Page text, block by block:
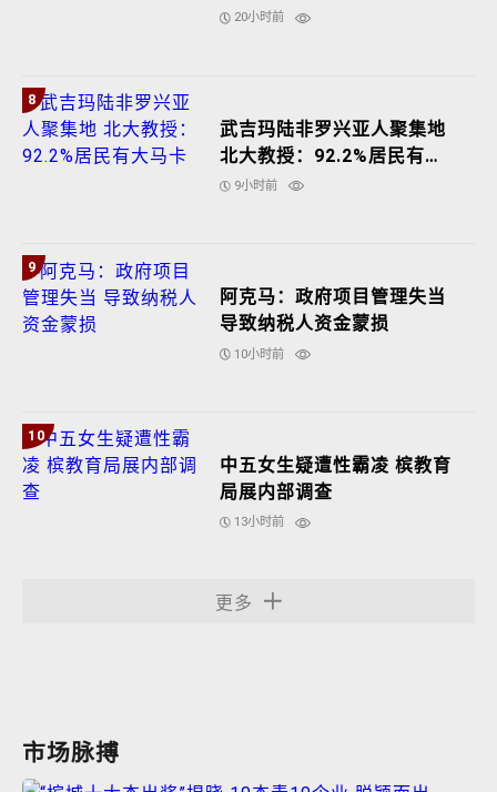
20小时前
8
武吉玛陆非罗兴亚人聚集地
北大教授：92.2%居民有大
马卡
9小时前
9
阿克马：政府项目管理失当
导致纳税人资金蒙损
10小时前
10
中五女生疑遭性霸凌 槟教育
局展内部调查
13小时前
更多
市场脉搏